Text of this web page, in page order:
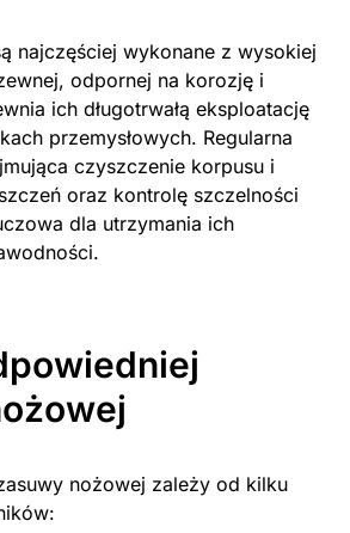
najczęściej wykonane z wysokiej
odpornej na korozję i
ich długotrwałą eksploatację
przemysłowych. Regularna
czyszczenie korpusu i
oraz kontrolę szczelności
dla utrzymania ich
nożowej zależy od kilku